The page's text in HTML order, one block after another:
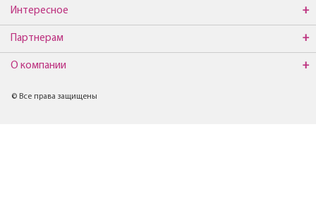
Интересное
Партнерам
О компании
© Все права защищены